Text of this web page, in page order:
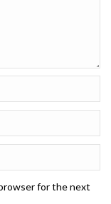
for the next